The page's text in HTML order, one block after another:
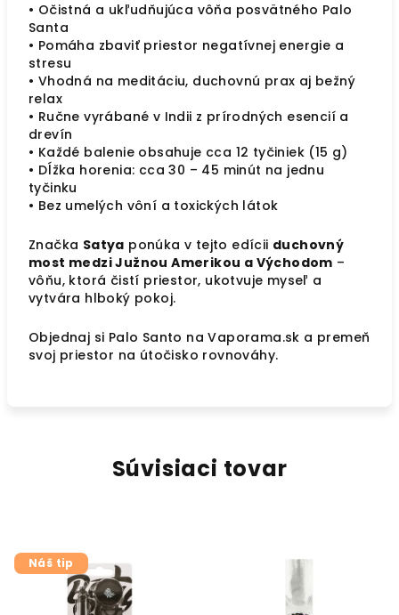
• Očistná a ukľudňujúca vôňa posvätného Palo
Santa
• Pomáha zbaviť priestor negatívnej energie a
stresu
• Vhodná na meditáciu, duchovnú prax aj bežný
relax
• Ručne vyrábané v Indii z prírodných esencií a
drevín
• Každé balenie obsahuje cca 12 tyčiniek (15 g)
• Dĺžka horenia: cca 30 – 45 minút na jednu
tyčinku
• Bez umelých vôní a toxických látok
Značka Satya ponúka v tejto edícii duchovný
most medzi Južnou Amerikou a Východom –
vôňu, ktorá čistí priestor, ukotvuje myseľ a
vytvára hlboký pokoj.
Objednaj si Palo Santo na Vaporama.sk a premeň
svoj priestor na útočisko rovnováhy.
Súvisiaci tovar
Náš tip